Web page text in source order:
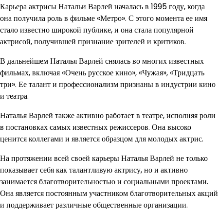
Карьера актрисы Натальи Варлей началась в 1995 году, когда
она получила роль в фильме «Метро». С этого момента ее имя
стало известно широкой публике, и она стала популярной
актрисой, получившей признание зрителей и критиков.
В дальнейшем Наталья Варлей снялась во многих известных
фильмах, включая «Очень русское кино», «Чужая», «Тридцать
три». Ее талант и профессионализм признаны в индустрии кино
и театра.
Наталья Варлей также активно работает в театре, исполняя роли
в постановках самых известных режиссеров. Она высоко
ценится коллегами и является образцом для молодых актрис.
На протяжении всей своей карьеры Наталья Варлей не только
показывает себя как талантливую актрису, но и активно
занимается благотворительностью и социальными проектами.
Она является постоянным участником благотворительных акций
и поддерживает различные общественные организации.